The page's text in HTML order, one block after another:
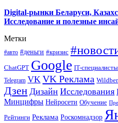
Digital-рынки Беларуси,
Исследование и полезные
Метки
#авто #деньги #кризис
ChatGPT Google IT-специалисты
Telegram VK VK Реклама
Дзен Дизайн Исследования
Минцифры Нейросети Обучение
Рейтинги Реклама Роскомнадзор